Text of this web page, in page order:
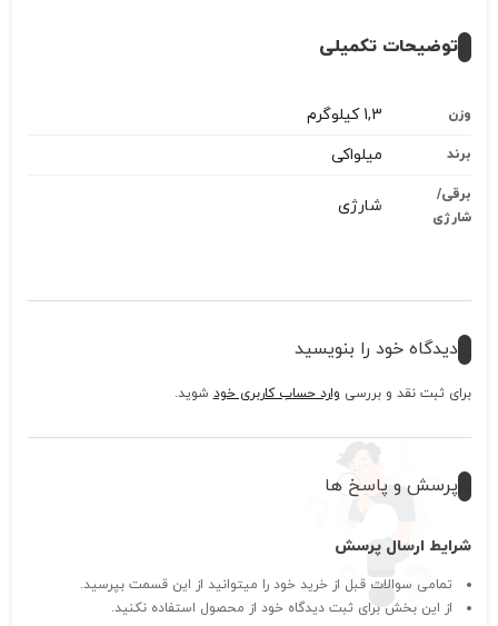
توضیحات تکمیلی
وزن 1,3 کیلوگرم
برند میلواکی
برقی/
شارژی
شارژی
دیدگاه خود را بنویسید
برای ثبت نقد و بررسی وارد حساب کاربری خود شوید.
پرسش و پاسخ ها
شرایط ارسال پرسش
تمامی سوالات قبل از خرید خود را میتوانید از این قسمت بپرسید.
از این بخش برای ثبت دیدگاه خود از محصول استفاده نکنید.